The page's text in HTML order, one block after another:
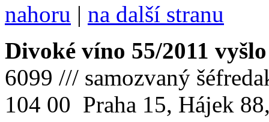
nahoru | na další stranu
Divoké víno 55/2011
6099 /// samozvaný
104 00 Praha 15, Hájek